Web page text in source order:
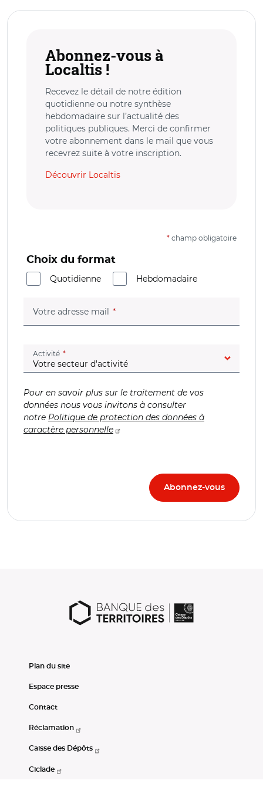
Abonnez-vous à
Localtis !
Recevez le détail de notre édition
quotidienne ou notre synthèse
hebdomadaire sur l’actualité des
politiques publiques. Merci de confirmer
votre abonnement dans le mail que vous
recevrez suite à votre inscription.
Découvrir Localtis
* champ obligatoire
Choix du format
Quotidienne
Hebdomadaire
Votre adresse mail (champ obligatoire)
Activité (champ obligatoire)
Pour en savoir plus sur le traitement de vos
données nous vous invitons à consulter
notre Politique de protection des données à
caractère personnelle
Plan du site
Espace presse
Contact
Réclamation
Caisse des Dépôts
Ciclade